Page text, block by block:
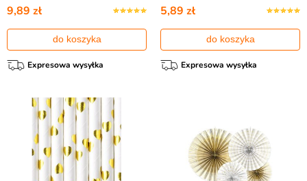
9,89 zł
do koszyka
Expresowa wysyłka
5,89 zł
do koszyka
Expresowa wysyłka